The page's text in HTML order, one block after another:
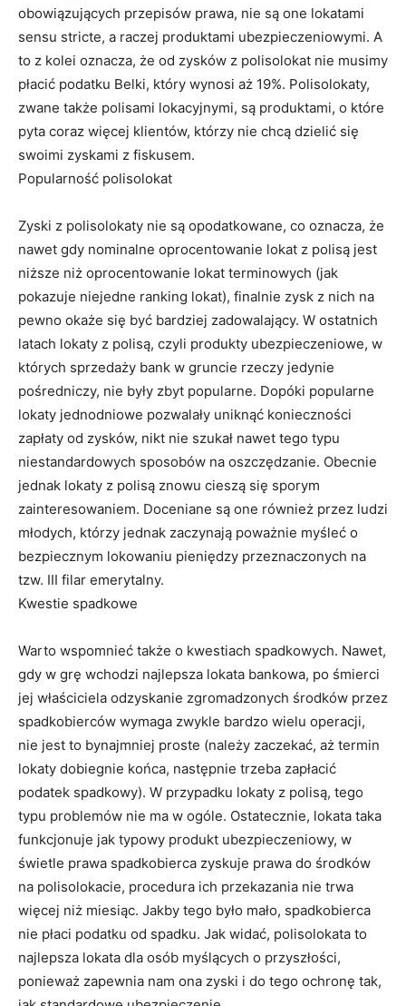
obowiązujących przepisów prawa, nie są one lokatami
sensu stricte, a raczej produktami ubezpieczeniowymi. A
to z kolei oznacza, że od zysków z polisolokat nie musimy
płacić podatku Belki, który wynosi aż 19%. Polisolokaty,
zwane także polisami lokacyjnymi, są produktami, o które
pyta coraz więcej klientów, którzy nie chcą dzielić się
swoimi zyskami z fiskusem.
Popularność polisolokat
Zyski z polisolokaty nie są opodatkowane, co oznacza, że
nawet gdy nominalne oprocentowanie lokat z polisą jest
niższe niż oprocentowanie lokat terminowych (jak
pokazuje niejedne ranking lokat), finalnie zysk z nich na
pewno okaże się być bardziej zadowalający. W ostatnich
latach lokaty z polisą, czyli produkty ubezpieczeniowe, w
których sprzedaży bank w gruncie rzeczy jedynie
pośredniczy, nie były zbyt popularne. Dopóki popularne
lokaty jednodniowe pozwalały uniknąć konieczności
zapłaty od zysków, nikt nie szukał nawet tego typu
niestandardowych sposobów na oszczędzanie. Obecnie
jednak lokaty z polisą znowu cieszą się sporym
zainteresowaniem. Doceniane są one również przez ludzi
młodych, którzy jednak zaczynają poważnie myśleć o
bezpiecznym lokowaniu pieniędzy przeznaczonych na
tzw. III filar emerytalny.
Kwestie spadkowe
Warto wspomnieć także o kwestiach spadkowych. Nawet,
gdy w grę wchodzi najlepsza lokata bankowa, po śmierci
jej właściciela odzyskanie zgromadzonych środków przez
spadkobierców wymaga zwykle bardzo wielu operacji,
nie jest to bynajmniej proste (należy zaczekać, aż termin
lokaty dobiegnie końca, następnie trzeba zapłacić
podatek spadkowy). W przypadku lokaty z polisą, tego
typu problemów nie ma w ogóle. Ostatecznie, lokata taka
funkcjonuje jak typowy produkt ubezpieczeniowy, w
świetle prawa spadkobierca zyskuje prawa do środków
na polisolokacie, procedura ich przekazania nie trwa
więcej niż miesiąc. Jakby tego było mało, spadkobierca
nie płaci podatku od spadku. Jak widać, polisolokata to
najlepsza lokata dla osób myślących o przyszłości,
ponieważ zapewnia nam ona zyski i do tego ochronę tak,